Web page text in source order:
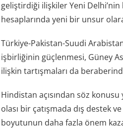
geliştirdiği ilişkiler Yeni
hesaplarında yeni bir unsur
Türkiye-Pakistan-Suudi
işbirliğinin güçlenmesi, Güney
ilişkin tartışmaları da
Hindistan açısından söz konusu
olası bir çatışmada dış destek
boyutunun daha fazla önem